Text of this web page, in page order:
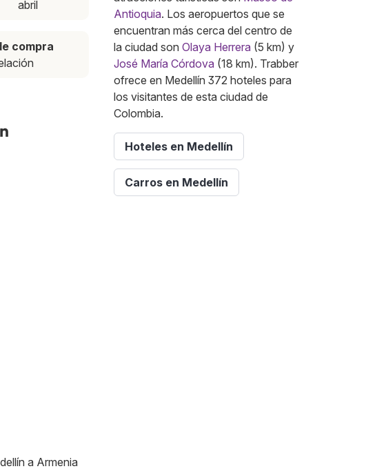
abril
compra
a Armenia
Antioquia. Los aeropuertos que se
encuentran más cerca del centro de
la ciudad son Olaya Herrera (5 km) y
José María Córdova (18 km). Trabber
ofrece en Medellín 372 hoteles para
los visitantes de esta ciudad de
Colombia.
Hoteles en Medellín
Carros en Medellín